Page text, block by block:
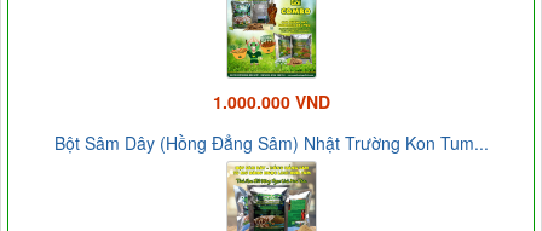
1.000.000 VND
Bột Sâm Dây (Hồng Đẳng Sâm) Nhật Trường Kon Tum...